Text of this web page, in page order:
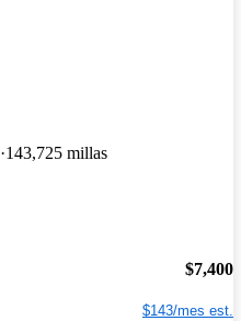
143,725 millas
$7,400
$143/mes est.